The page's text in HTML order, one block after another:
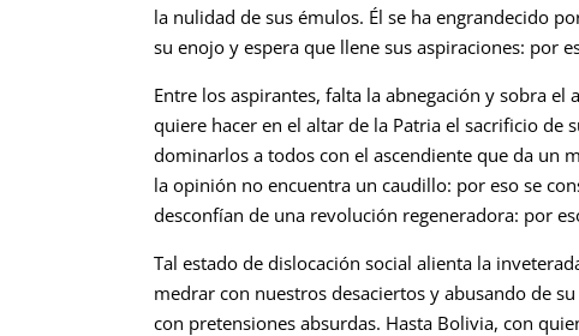
la nulidad de sus émulos. Él se ha engrandecido
su enojo y espera que llene sus aspiraciones: por
Entre los aspirantes, falta la abnegación y sobra
quiere hacer en el altar de la Patria el sacrificio
dominarlos a todos con el ascendiente que da un
la opinión no encuentra un caudillo: por eso se
desconfían de una revolución regeneradora: por
Tal estado de dislocación social alienta la
medrar con nuestros desaciertos y abusando de
con pretensiones absurdas. Hasta Bolivia, con